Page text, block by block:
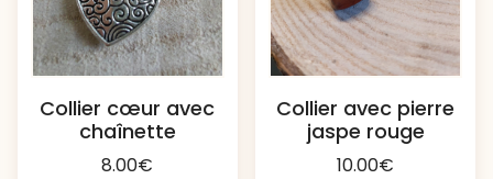
Collier cœur avec
chaînette
8.00€
Collier avec pierre
jaspe rouge
10.00€